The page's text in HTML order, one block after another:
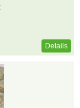
Details